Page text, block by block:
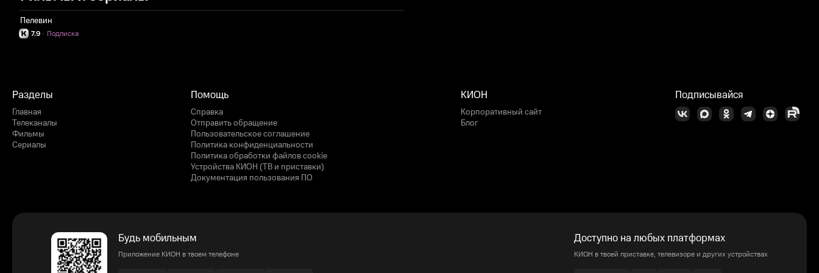
Пелевин
7.9 Подписка
·
Разделы
Главная
Телеканалы
Фильмы
Сериалы
Помощь
Справка
Отправить обращение
Пользовательское соглашение
Политика конфиденциальности
Политика обработки файлов cookie
Устройства КИОН (ТВ и приставки)
Документация пользования ПО
КИОН
Корпоративный сайт
Блог
Подписывайся
Будь мобильным
Приложение КИОН в твоем телефоне
Доступно на любых платформах
КИОН в твоей приставке, телевизоре и других устройствах